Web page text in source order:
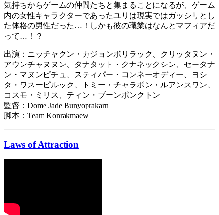
気持ちからゲームの仲間たちと集まることになるが、ゲーム
内の女性キャラクターであったユリは現実ではガッシリとし
た体格の男性だった…！しかも彼の職業はなんとマフィアだ
って…！？
出演：ニッチャクン・カジョンボリラック、クリッタヌン・
アウンチャヌヌン、タナタット・クナネックシン、セータナ
ン・マヌンピチュ、スティパー・コンネーオディー、ヨシ
タ・ワスーピルック、トミー・チャラポン・ルアンスワン、
コスモ・ミリス、ティン・ブーンポンクトン
監督：Dome Jade Bunyoprakarn
脚本：Team Konrakmaew
Laws of Attraction